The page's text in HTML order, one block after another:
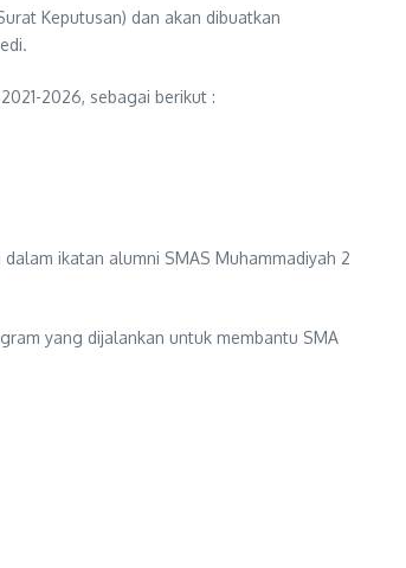
Keputusan) dan akan dibuatkan
2026, sebagai berikut :
ikatan alumni SMAS Muhammadiyah 2
yang dijalankan untuk membantu SMA